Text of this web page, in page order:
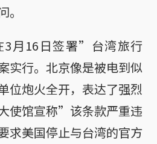
3月16日签署”台湾旅行
实行。北京像是被电到似
位炮火全开，表达了强烈
使馆宣称”该条款严重违
求美国停止与台湾的官方